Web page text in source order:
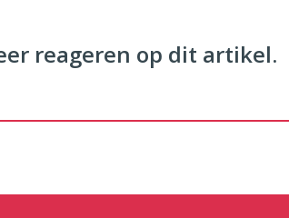
reageren op dit artikel.